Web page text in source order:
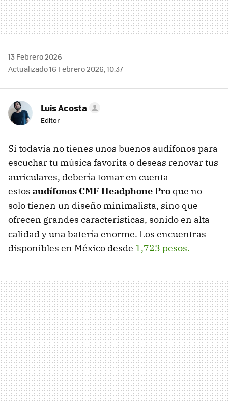
13 Febrero 2026
Actualizado 16 Febrero 2026, 10:37
Luis Acosta
Editor
Si todavía no tienes unos buenos audífonos para
escuchar tu música favorita o deseas renovar tus
auriculares, debería tomar en cuenta
estos audífonos CMF Headphone Pro que no
solo tienen un diseño minimalista, sino que
ofrecen grandes características, sonido en alta
calidad y una batería enorme. Los encuentras
disponibles en México desde 1,723 pesos.